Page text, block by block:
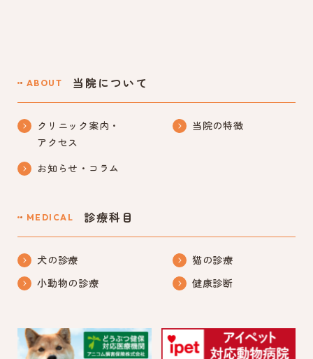
ABOUT 当院について
クリニック案内・
アクセス
当院の特徴
お知らせ・コラム
MEDICAL 診療科目
犬の診療
猫の診療
小動物の診療
健康診断